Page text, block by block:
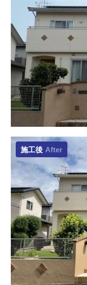
施工後 After